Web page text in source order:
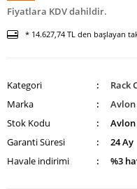
Fiyatlara KDV dahildir.
* 14.627,74 TL den başlayan
Kategori
Rack
Marka
Avlon
Stok Kodu
Avlon
Garanti Süresi
24 Ay
Havale indirimi
%3